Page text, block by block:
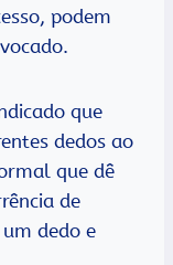
podem
que
dedos ao
que dê
de
dedo e